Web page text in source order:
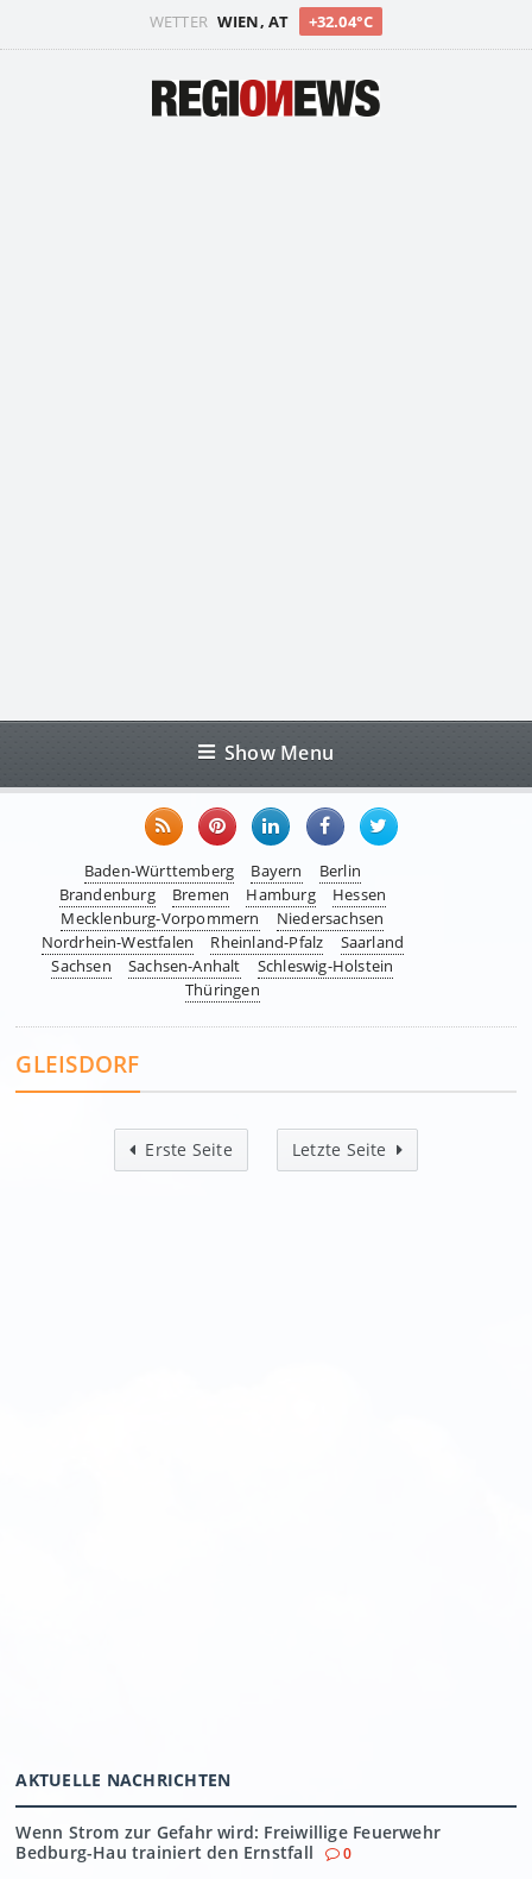
WETTER WIEN, AT +32.04°C
Show Menu
Baden-Württemberg Bayern
Berlin
Brandenburg
Bremen Hamburg
Hessen
Mecklenburg-Vorpommern
Niedersachsen
Nordrhein-Westfalen
Rheinland-Pfalz
Saarland
Sachsen
Sachsen-Anhalt
Schleswig-Holstein
Thüringen
GLEISDORF
Erste Seite Letzte Seite
AKTUELLE NACHRICHTEN
Wenn Strom zur Gefahr wird: Freiwillige Feuerwehr
Bedburg-Hau trainiert den Ernstfall
0